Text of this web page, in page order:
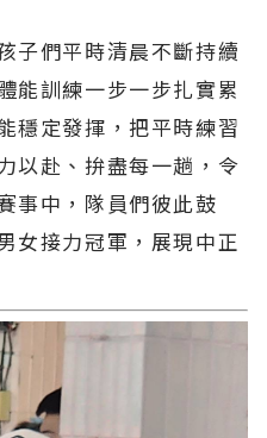
子們平時清晨不斷持續
能訓練一步一步扎實累
穩定發揮，把平時練習
以赴、拚盡每一趟，令
事中，隊員們彼此鼓
女接力冠軍，展現中正